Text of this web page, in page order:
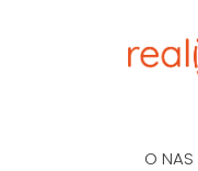
O NAS